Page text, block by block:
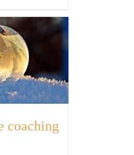
coaching